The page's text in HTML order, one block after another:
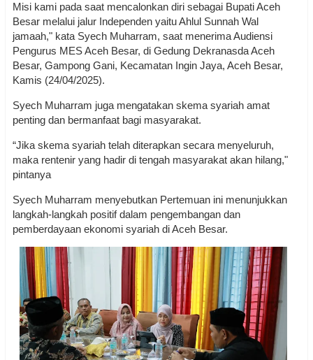
Misi kami pada saat mencalonkan diri sebagai Bupati Aceh
Besar melalui jalur Independen yaitu Ahlul Sunnah Wal
jamaah," kata Syech Muharram, saat menerima Audiensi
Pengurus MES Aceh Besar, di Gedung Dekranasda Aceh
Besar, Gampong Gani, Kecamatan Ingin Jaya, Aceh Besar,
Kamis (24/04/2025).
Syech Muharram juga mengatakan skema syariah amat
penting dan bermanfaat bagi masyarakat.
“Jika skema syariah telah diterapkan secara menyeluruh,
maka rentenir yang hadir di tengah masyarakat akan hilang,"
pintanya
Syech Muharram menyebutkan Pertemuan ini menunjukkan
langkah-langkah positif dalam pengembangan dan
pemberdayaan ekonomi syariah di Aceh Besar.